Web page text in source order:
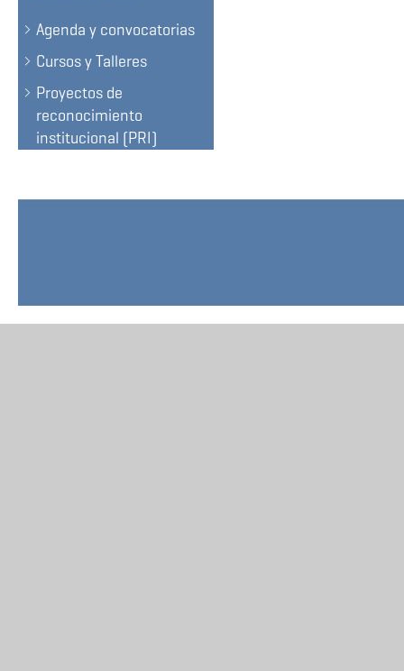
Agenda y convocatorias
Cursos y Talleres
Proyectos de
reconocimiento
institucional (PRI)